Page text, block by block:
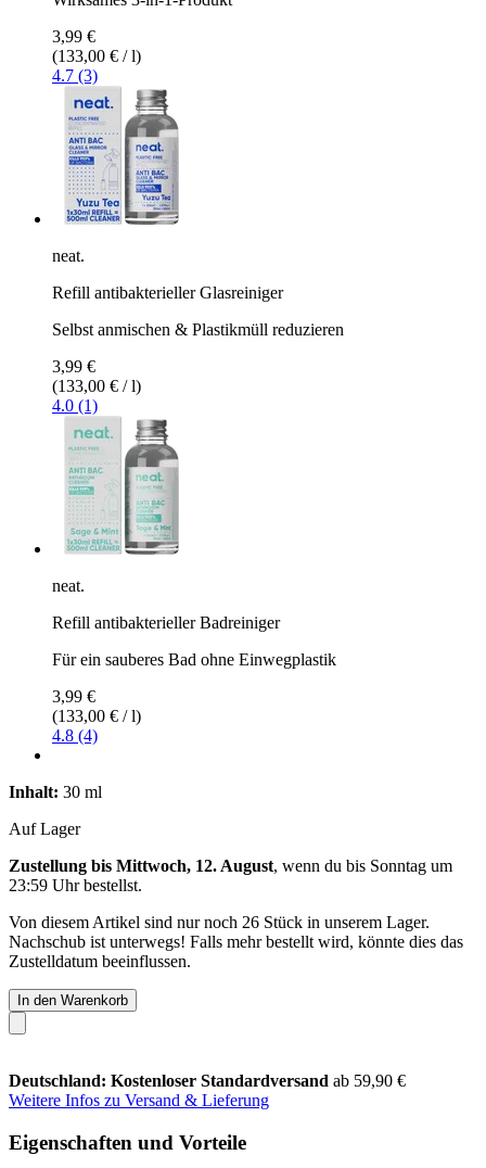
3,99 €
(133,00 € / l)
4.7 (3)
neat.
Refill antibakterieller Glasreiniger
Selbst anmischen & Plastikmüll reduzieren
3,99 €
(133,00 € / l)
4.0 (1)
neat.
Refill antibakterieller Badreiniger
Für ein sauberes Bad ohne Einwegplastik
3,99 €
(133,00 € / l)
4.8 (4)
Inhalt: 30 ml
Auf Lager
Zustellung bis Mittwoch, 12. August, wenn du bis Sonntag um
23:59 Uhrbestellst.
Von diesem Artikel sind nur noch 26 Stück in unserem Lager.
Nachschub ist unterwegs! Falls mehr bestellt wird, könnte dies das
Zustelldatum beeinflussen.
In den Warenkorb
Deutschland: Kostenloser Standardversand ab 59,90 €
Weitere Infos zu Versand & Lieferung
Eigenschaften und Vorteile